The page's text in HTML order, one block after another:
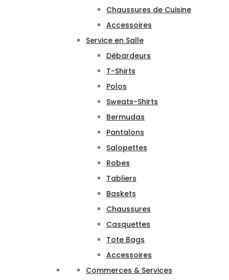
Chaussures de Cuisine
Accessoires
Service en Salle
Débardeurs
T-Shirts
Polos
Sweats-Shirts
Bermudas
Pantalons
Salopettes
Robes
Tabliers
Baskets
Chaussures
Casquettes
Tote Bags
Accessoires
Commerces & Services